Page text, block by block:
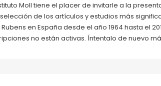
Moll tiene el placer de invitarle a la
de los artículos y estudios más
Rubens en España desde el año 1964 hasta el
no están activas. Íntentalo de nuevo